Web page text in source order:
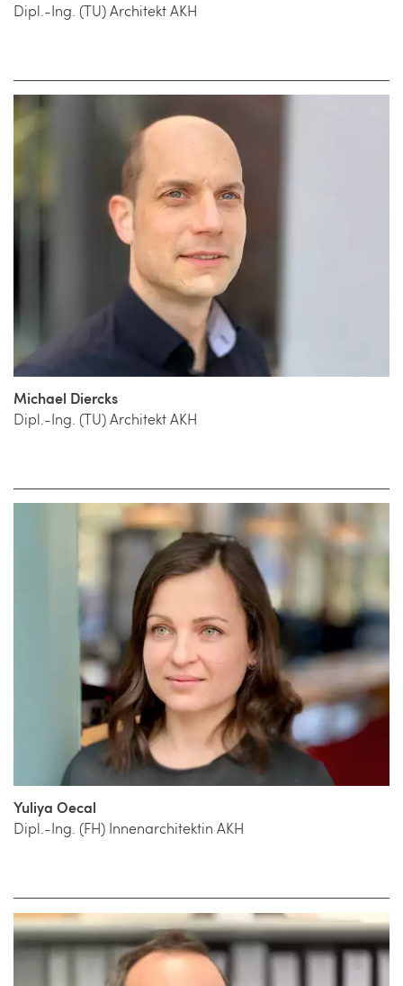
Dipl.-Ing. (TU) Architekt AKH
Michael Diercks
Dipl.-Ing. (TU) Architekt AKH
Yuliya Oecal
Dipl.-Ing. (FH) Innenarchitektin AKH